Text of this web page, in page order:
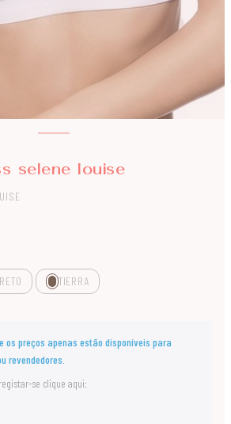
selene louise
TIERRA
os preços apenas estão disponíveis para
revendedores.
se clique aqui: